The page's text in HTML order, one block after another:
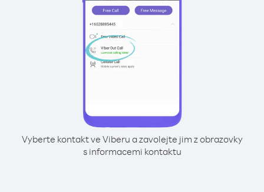
Vyberte kontakt ve Viberu a zavolejte jim z obrazovky
s informacemi kontaktu